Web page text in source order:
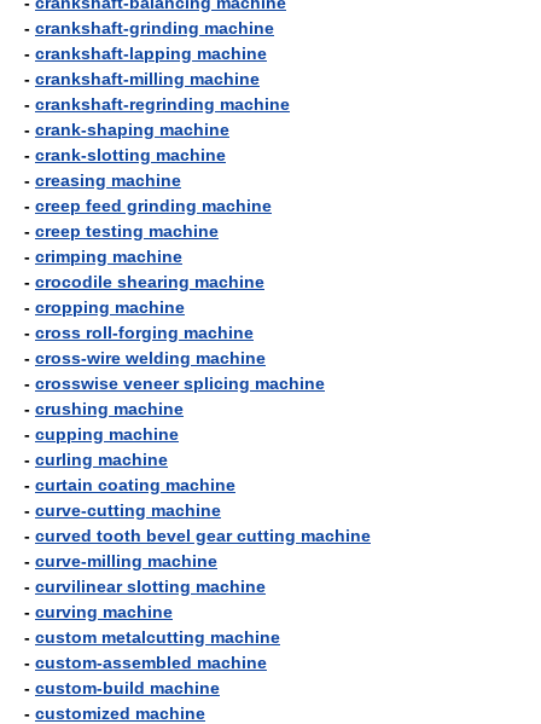
- crankshaft-grinding machine
- crankshaft-lapping machine
- crankshaft-milling machine
- crankshaft-regrinding machine
- crank-shaping machine
- crank-slotting machine
- creasing machine
- creep feed grinding machine
- creep testing machine
- crimping machine
- crocodile shearing machine
- cropping machine
- cross roll-forging machine
- cross-wire welding machine
- crosswise veneer splicing machine
- crushing machine
- cupping machine
- curling machine
- curtain coating machine
- curve-cutting machine
- curved tooth bevel gear cutting machine
- curve-milling machine
- curvilinear slotting machine
- curving machine
- custom metalcutting machine
- custom-assembled machine
- custom-build machine
- customized machine